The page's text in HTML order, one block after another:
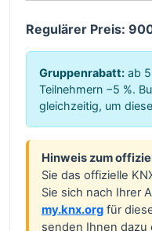
Regulärer Preis:
Gruppenrabatt: ab
Teilnehmern −5 %.
gleichzeitig, um
Hinweis zum
Sie das offizielle
Sie sich nach Ihrer
my.knx.org für
senden Ihnen dazu